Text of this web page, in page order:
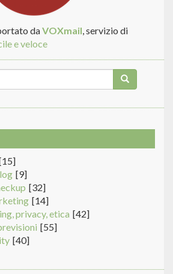
daVOXmail, servizio di
e veloce
[9]
[32]
[14]
privacy, etica [42]
[55]
[40]